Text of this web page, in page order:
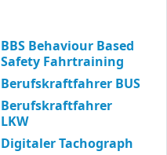
BBS Behaviour Based
Safety Fahrtraining
Berufskraftfahrer BUS
Berufskraftfahrer
LKW
Digitaler Tachograph